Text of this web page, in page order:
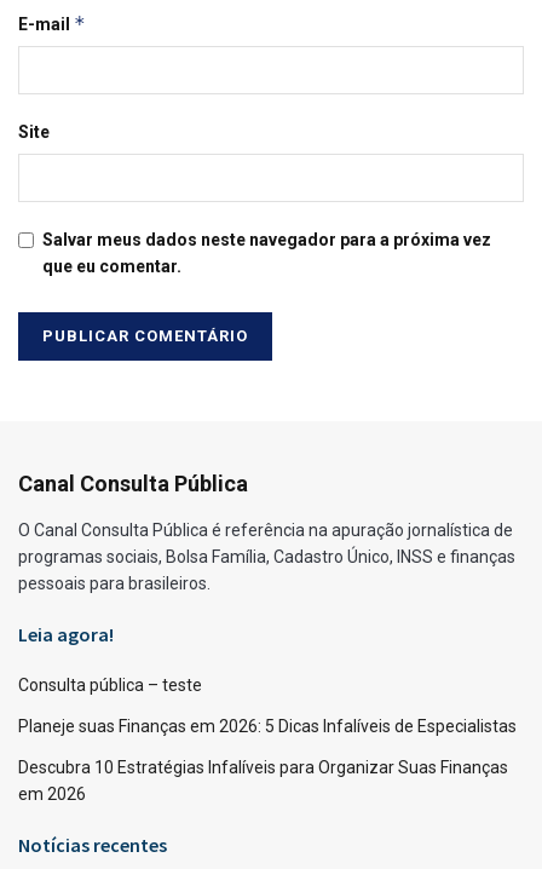
E-mail *
Site
Salvar meus dados neste navegador para a próxima vez
que eu comentar.
Canal Consulta Pública
O Canal Consulta Pública é referência na apuração jornalística de
programas sociais, Bolsa Família, Cadastro Único, INSS e finanças
pessoais para brasileiros.
Leia agora!
Consulta pública – teste
Planeje suas Finanças em 2026: 5 Dicas Infalíveis de Especialistas
Descubra 10 Estratégias Infalíveis para Organizar Suas Finanças
em 2026
Notícias recentes